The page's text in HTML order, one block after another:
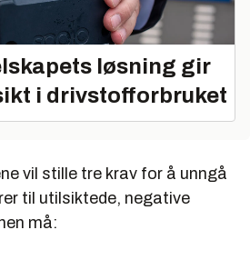
løsning gir
i drivstofforbruket
vil stille tre krav for å unngå
til utilsiktede, negative
må: